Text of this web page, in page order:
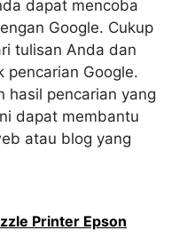
dapat mencoba
Google. Cukup
tulisan Anda dan
pencarian Google.
hasil pencarian yang
dapat membantu
atau blog yang
Printer Epson